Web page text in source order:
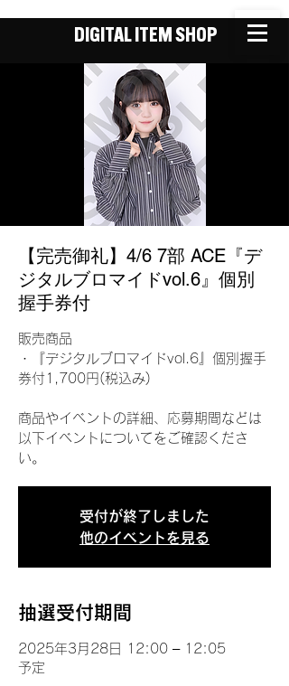
DIGITAL ITEM SHOP
【完売御礼】4/6 7部 ACE『デ
ジタルブロマイドvol.6』個別
握手券付
販売商品
・『デジタルブロマイドvol.6』個別握手
券付1,700円(税込み)
商品やイベントの詳細、応募期間などは
以下イベントについてをご確認くださ
い。
受付が終了しました
他のイベントを見る
抽選受付期間
2025年3月28日 12:00 – 12:05
予定